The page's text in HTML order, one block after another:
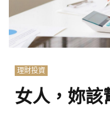
理財投資
女人，妳該